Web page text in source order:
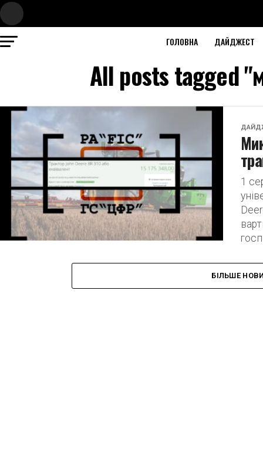
ГОЛОВНА ДАЙДЖЕСТ
All posts tagged
1
БІЛЬШЕ